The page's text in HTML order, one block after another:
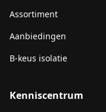
Assortiment
Aanbiedingen
B-keus isolatie
Kenniscentrum